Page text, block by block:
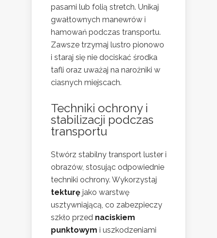
pasami lub folią stretch. Unikaj
gwałtownych manewrów i
hamowań podczas transportu.
Zawsze trzymaj lustro pionowo
i staraj się nie dociskać środka
tafli oraz uważaj na narożniki w
ciasnych miejscach.
Techniki ochrony i
stabilizacji podczas
transportu
Stwórz stabilny transport luster i
obrazów, stosując odpowiednie
techniki ochrony. Wykorzystaj
tekturę jako warstwę
usztywniającą, co zabezpieczy
szkło przed naciskiem
punktowym i uszkodzeniami